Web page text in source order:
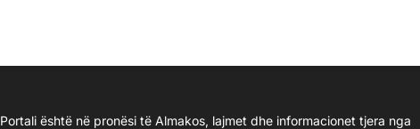
Portali është në pronësi të Almakos, lajmet dhe informacionet tjera nga